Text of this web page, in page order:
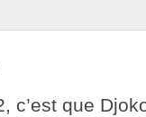
c’est que